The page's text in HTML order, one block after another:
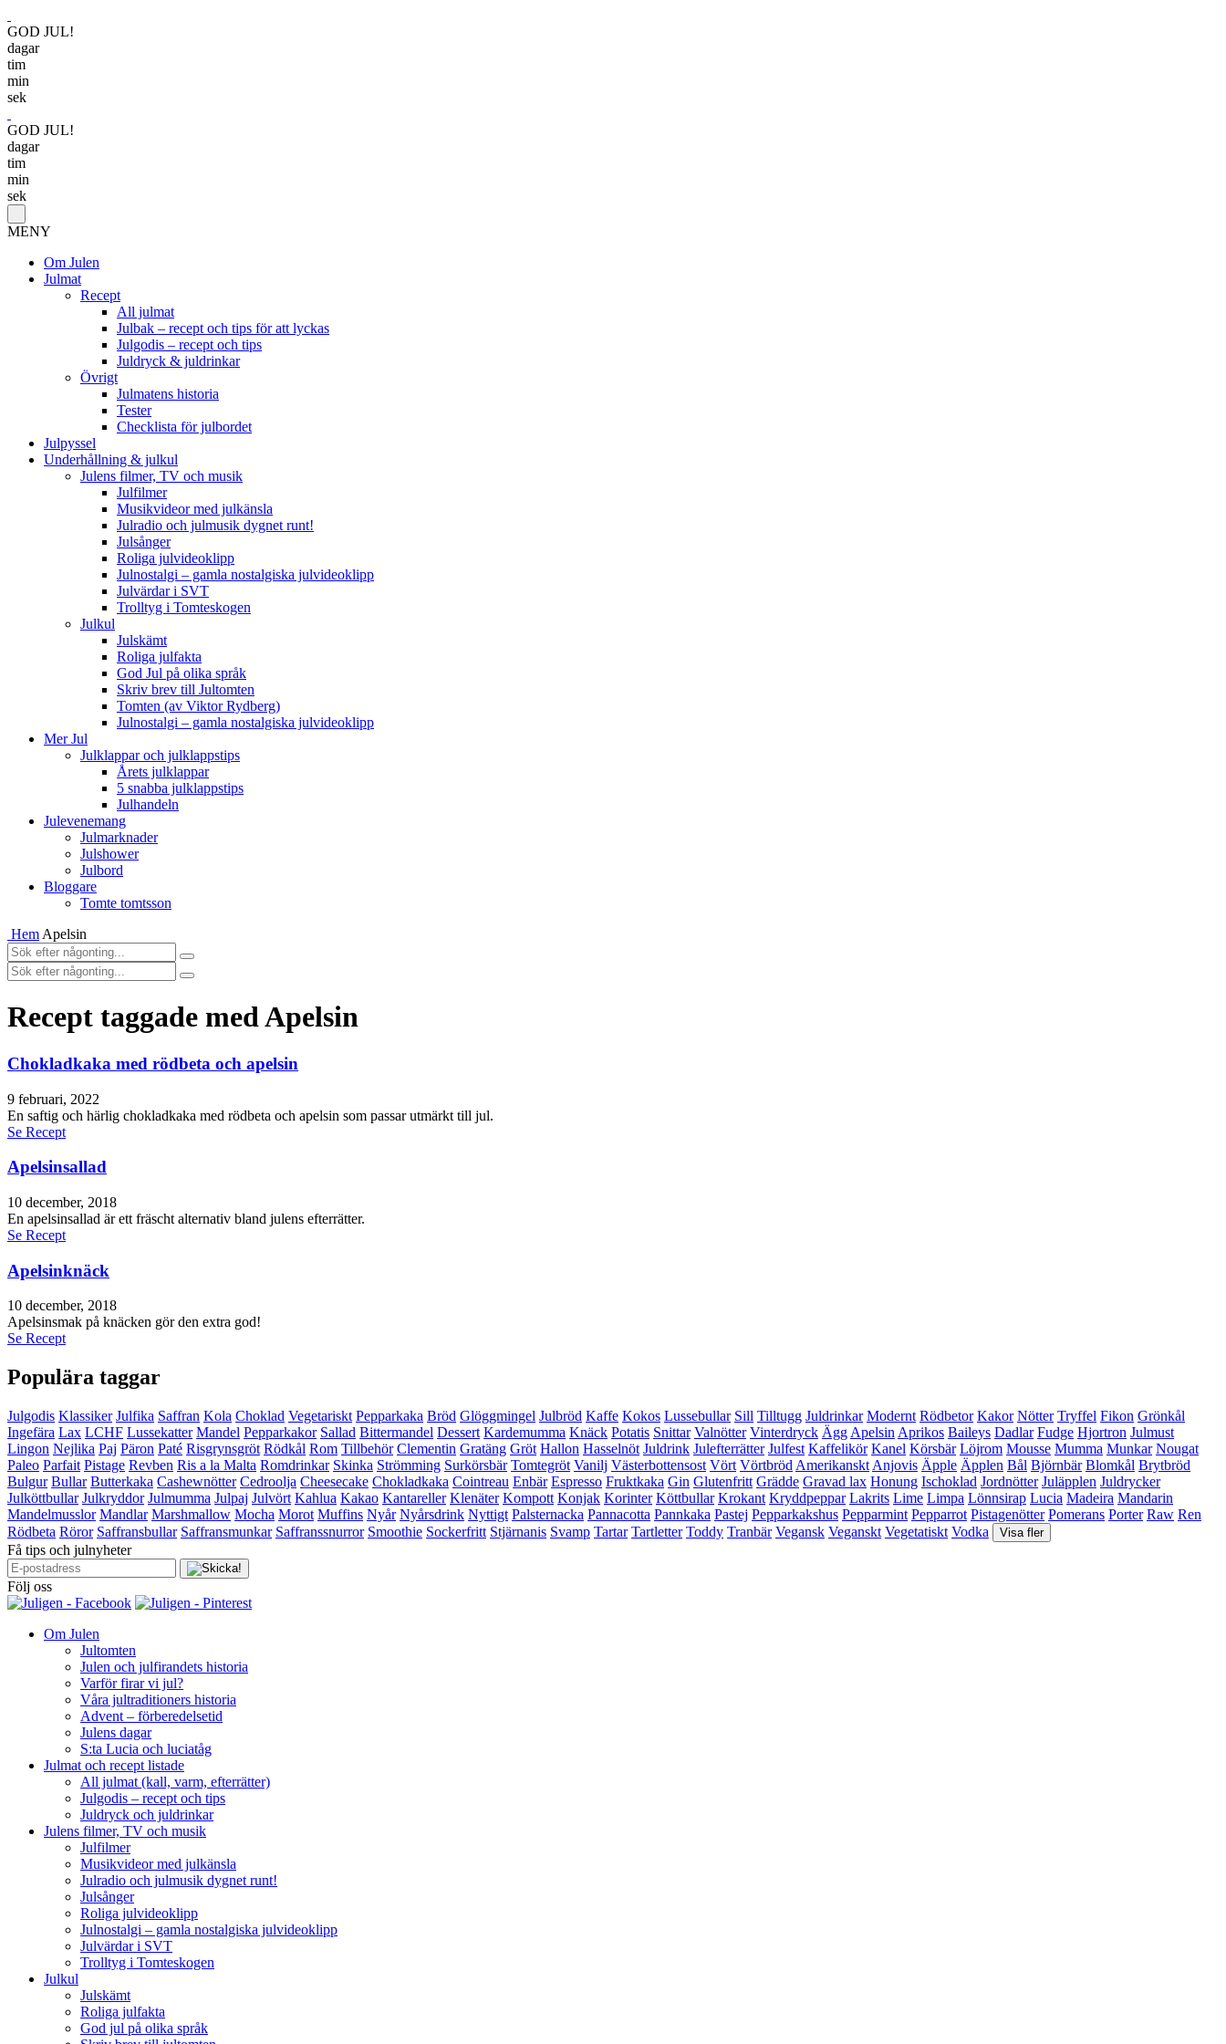
GOD JUL!
dagar
tim
min
sek
GOD JUL!
dagar
tim
min
sek
MENY
Om Julen
Julmat
Recept
All julmat
Julbak – recept och tips för att lyckas
Julgodis – recept och tips
Juldryck & juldrinkar
Övrigt
Julmatens historia
Tester
Checklista för julbordet
Julpyssel
Underhållning & julkul
Julens filmer, TV och musik
Julfilmer
Musikvideor med julkänsla
Julradio och julmusik dygnet runt!
Julsånger
Roliga julvideoklipp
Julnostalgi – gamla nostalgiska julvideoklipp
Julvärdar i SVT
Trolltyg i Tomteskogen
Julkul
Julskämt
Roliga julfakta
God Jul på olika språk
Skriv brev till Jultomten
Tomten (av Viktor Rydberg)
Julnostalgi – gamla nostalgiska julvideoklipp
Mer Jul
Julklappar och julklappstips
Årets julklappar
5 snabba julklappstips
Julhandeln
Julevenemang
Julmarknader
Julshower
Julbord
Bloggare
Tomte tomtsson
Hem Apelsin
Recept taggade med Apelsin
Chokladkaka med rödbeta och apelsin
9 februari, 2022
En saftig och härlig chokladkaka med rödbeta och apelsin som passar utmärkt till jul.
Se Recept
Apelsinsallad
10 december, 2018
En apelsinsallad är ett fräscht alternativ bland julens efterrätter.
Se Recept
Apelsinknäck
10 december, 2018
Apelsinsmak på knäcken gör den extra god!
Se Recept
Populära taggar
Julgodis Klassiker Julfika Saffran Kola Choklad Vegetariskt Pepparkaka Bröd Glöggmingel Julbröd Kaffe Kokos Lussebullar Sill Tilltugg Juldrinkar Modernt Rödbetor Kakor Nötter Tryffel Fikon Grönkål
Ingefära Lax LCHF Lussekatter Mandel Pepparkakor Sallad Bittermandel Dessert Kardemumma Knäck Potatis Snittar Valnötter Vinterdryck Ägg Apelsin Aprikos Baileys Dadlar Fudge Hjortron Julmust
Lingon Nejlika Paj Päron Paté Risgrynsgröt Rödkål Rom Tillbehör Clementin Gratäng Gröt Hallon Hasselnöt Juldrink Julefterrätter Julfest Kaffelikör Kanel Körsbär Löjrom Mousse Mumma Munkar Nougat
Paleo Parfait Pistage Revben Ris a la Malta Romdrinkar Skinka Strömming Surkörsbär Tomtegröt Vanilj Västerbottensost Vört Vörtbröd Amerikanskt Anjovis Äpple Äpplen Bål Björnbär Blomkål Brytbröd
Bulgur Bullar Butterkaka Cashewnötter Cedroolja Cheesecake Chokladkaka Cointreau Enbär Espresso Fruktkaka Gin Glutenfritt Grädde Gravad lax Honung Ischoklad Jordnötter Juläpplen Juldrycker
Julköttbullar Julkryddor Julmumma Julpaj Julvört Kahlua Kakao Kantareller Klenäter Kompott Konjak Korinter Köttbullar Krokant Kryddpeppar Lakrits Lime Limpa Lönnsirap Lucia Madeira Mandarin
Mandelmusslor Mandlar Marshmallow Mocha Morot Muffins Nyår Nyårsdrink Nyttigt Palsternacka Pannacotta Pannkaka Pastej Pepparkakshus Pepparmint Pepparrot Pistagenötter Pomerans Porter Raw Ren
Rödbeta Röror Saffransbullar Saffransmunkar Saffranssnurror Smoothie Sockerfritt Stjärnanis Svamp Tartar Tartletter Toddy Tranbär Vegansk Veganskt Vegetatiskt Vodka Visa fler
Få tips och julnyheter
Följ oss
Om Julen
Jultomten
Julen och julfirandets historia
Varför firar vi jul?
Våra jultraditioners historia
Advent – förberedelsetid
Julens dagar
S:ta Lucia och luciatåg
Julmat och recept listade
All julmat (kall, varm, efterrätter)
Julgodis – recept och tips
Juldryck och juldrinkar
Julens filmer, TV och musik
Julfilmer
Musikvideor med julkänsla
Julradio och julmusik dygnet runt!
Julsånger
Roliga julvideoklipp
Julnostalgi – gamla nostalgiska julvideoklipp
Julvärdar i SVT
Trolltyg i Tomteskogen
Julkul
Julskämt
Roliga julfakta
God jul på olika språk